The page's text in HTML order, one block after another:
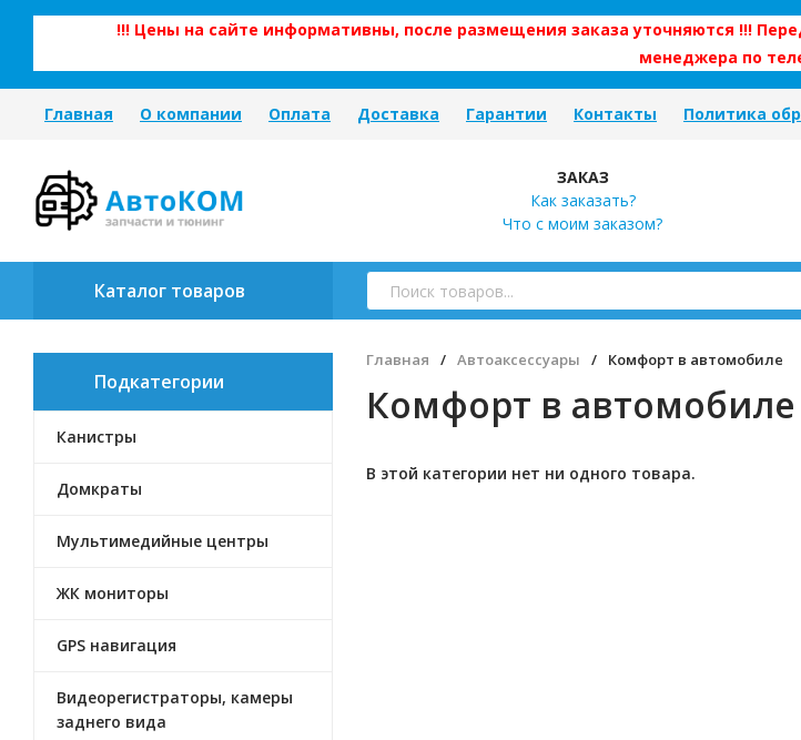
!!! Цены на сайте информативны, после размещения заказа уточняются !!!
менеджера по
Главная О компании Оплата Доставка Гарантии Контакты Политика
ЗАКАЗ
Как заказать?
Что с моим заказом?
Каталог товаров
Подкатегории
Канистры
Домкраты
Мультимедийные центры
ЖК мониторы
GPS навигация
Видеорегистраторы, камеры
заднего вида
Главная / Автоаксессуары / Комфорт в автомобиле
Комфорт в автомобиле
В этой категории нет ни одного товара.